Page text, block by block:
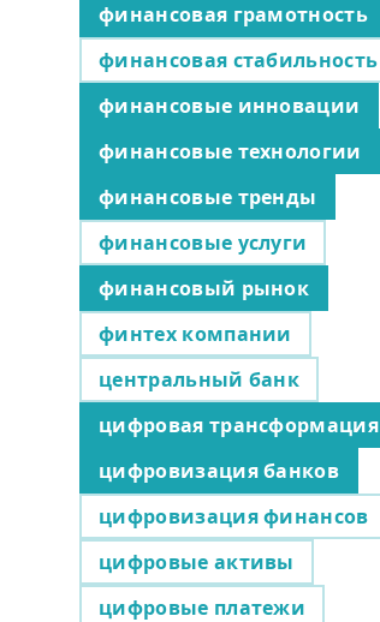
финансовая грамотность
финансовая стабильность
финансовые инновации
финансовые технологии
финансовые тренды
финансовые услуги
финансовый рынок
финтех компании
центральный банк
цифровая трансформация
цифровизация банков
цифровизация финансов
цифровые активы
цифровые платежи